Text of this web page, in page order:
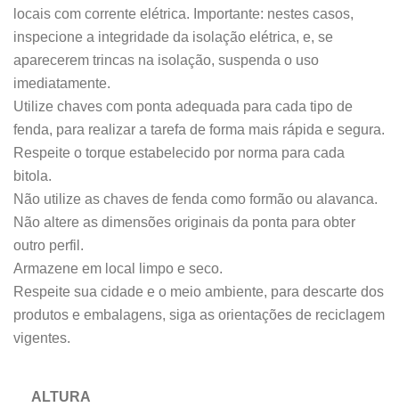
locais com corrente elétrica. Importante: nestes casos,
inspecione a integridade da isolação elétrica, e, se
aparecerem trincas na isolação, suspenda o uso
imediatamente.
Utilize chaves com ponta adequada para cada tipo de
fenda, para realizar a tarefa de forma mais rápida e segura.
Respeite o torque estabelecido por norma para cada
bitola.
Não utilize as chaves de fenda como formão ou alavanca.
Não altere as dimensões originais da ponta para obter
outro perfil.
Armazene em local limpo e seco.
Respeite sua cidade e o meio ambiente, para descarte dos
produtos e embalagens, siga as orientações de reciclagem
vigentes.
ALTURA